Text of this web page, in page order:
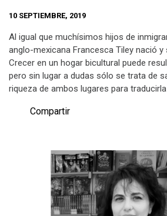
10 SEPTIEMBRE, 2019
Al igual que muchísimos hijos de
anglo-mexicana Francesca Tiley nació y
Crecer en un hogar bicultural puede
pero sin lugar a dudas sólo se trata de
riqueza de ambos lugares para
Compartir